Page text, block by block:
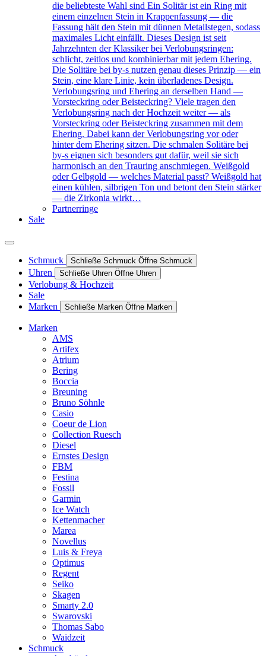
die beliebteste Wahl sind Ein Solitär ist ein Ring mit
einem einzelnen Stein in Krappenfassung — die
Fassung hält den Stein mit dünnen Metallstegen, sodass
maximales Licht einfällt. Dieses Design ist seit
Jahrzehnten der Klassiker bei Verlobungsringen:
schlicht, zeitlos und kombinierbar mit jedem Ehering.
Die Solitäre bei by-s nutzen genau dieses Prinzip — ein
Stein, eine klare Linie, kein überladenes Design.
Verlobungsring und Ehering an derselben Hand —
Vorsteckring oder Beisteckring? Viele tragen den
Verlobungsring nach der Hochzeit weiter — als
Vorsteckring oder Beisteckring zusammen mit dem
Ehering. Dabei kann der Verlobungsring vor oder
hinter dem Ehering sitzen. Die schmalen Solitäre bei
by-s eignen sich besonders gut dafür, weil sie sich
harmonisch an den Trauring anschmiegen. Weißgold
oder Gelbgold — welches Material passt? Weißgold hat
einen kühlen, silbrigen Ton und betont den Stein stärker
— die Zirkonia wirkt…
Partnerringe
Sale
Schmuck Schließe Schmuck Öffne Schmuck
Uhren Schließe Uhren Öffne Uhren
Verlobung & Hochzeit
Sale
Marken
Schließe Marken Öffne Marken
Marken
AMS
Artifex
Atrium
Bering
Boccia
Breuning
Bruno Söhnle
Casio
Coeur de Lion
Collection Ruesch
Diesel
Ernstes Design
FBM
Festina
Fossil
Garmin
Ice Watch
Kettenmacher
Marea
Novellus
Luis & Freya
Optimus
Regent
Seiko
Skagen
Smarty 2.0
Swarovski
Thomas Sabo
Waidzeit
Schmuck